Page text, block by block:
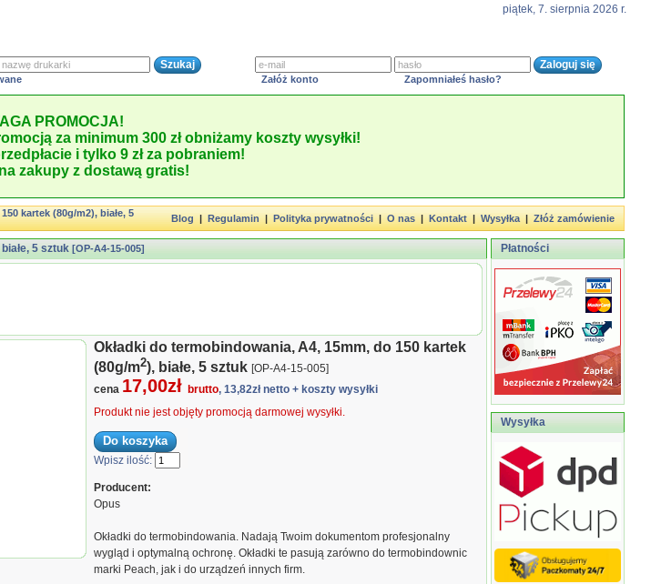
piątek, 7. sierpnia 2026 r.
Załóż konto Zapomniałeś hasło?
PROMOCJA!
za minimum 300 zł obniżamy koszty wysyłki!
i tylko 9 zł za pobraniem!
zakupy z dostawą gratis!
kartek (80g/m2), białe, 5
Blog|Regulamin|Polityka prywatności|O nas|Kontakt|Wysyłka|Złóż zamówienie
5 sztuk [OP-A4-15-005]
Okładki do termobindowania, A4, 15mm, do 150 kartek
(80g/m2), białe, 5 sztuk [OP-A4-15-005]
cena 17,00zł brutto, 13,82zł netto + koszty wysyłki
Produkt nie jest objęty promocją darmowej wysyłki.
Wpisz ilość:
Producent:
Opus
Okładki do termobindowania. Nadają Twoim dokumentom profesjonalny
wygląd i optymalną ochronę. Okładki te pasują zarówno do termobindownic
marki Peach, jak i do urządzeń innych firm.
Płatności
Wysyłka